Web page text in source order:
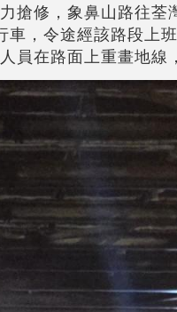
搶修，象鼻山路往荃
，令途經該路段上
員在路面上重畫地線